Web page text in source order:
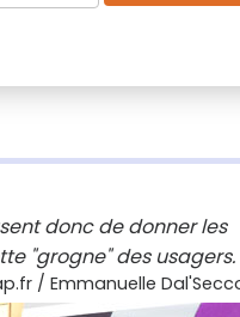
donc de donner les
"grogne" des usagers.
/ Emmanuelle